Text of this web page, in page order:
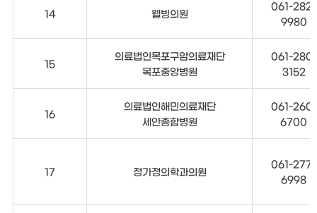
14 웰빙의원
061-282-
9980
15
의료법인목포구암의료재단
목포중앙병원
061-280-
3152
16
의료법인해민의료재단
세안종합병원
061-260-
6700
17 정가정의학과의원
061-277-
6998